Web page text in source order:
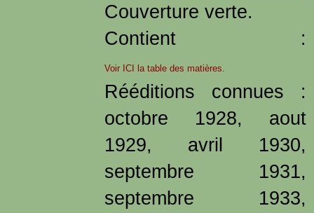
Couverture verte.
Contient :
Voir ICI la table des matières.
Rééditions connues :
octobre 1928, aout
1929, avril 1930,
septembre 1931,
septembre 1933,